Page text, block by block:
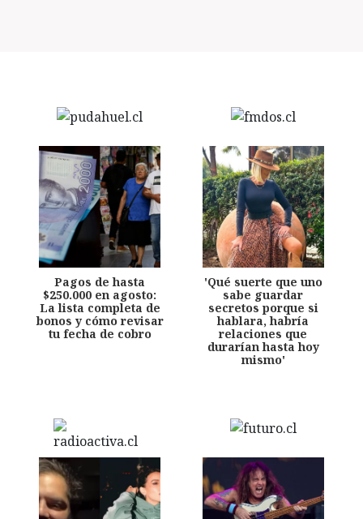
Pagos de hasta
$250.000 en agosto:
La lista completa de
bonos y cómo revisar
tu fecha de cobro
'Qué suerte que uno
sabe guardar
secretos porque si
hablara, habría
relaciones que
durarían hasta hoy
mismo'